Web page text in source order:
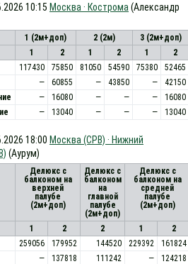
10:15 Москва · Кострома (Александр
1 (2м+доп) 2 (2м)
3 (2м+доп)
1 2 1 2 1
2
117430 75850 81050 54590 75380
52465
— 60855 — 43850 —
42150
— 16080 — — —
16080
— 13040 — — — 13040
18:00 Москва (СРВ) · Нижний
(Аурум)
Делюкс с
балконом на
верхней
палубе
(2м+доп)
Делюкс с
балконом
на
главной
палубе
(2м+доп)
Делюкс с
балконом на
средней
палубе
(2м+доп)
1 2 2 1
2
259056 179952 144520 229392
161824
— 137818 111242 —
124218